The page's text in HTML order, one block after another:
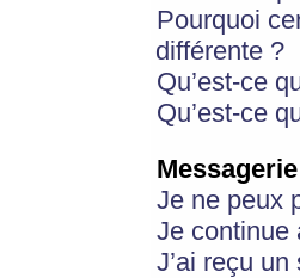
Pourquoi
différente ?
Qu’est-ce
Qu’est-ce
Je ne peux
Je continue
J’ai reçu